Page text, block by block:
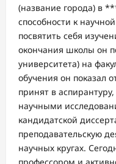
(название города) в
способности к
посвятить себя
окончания школы он
университета) на
обучения он показал
принят в
научными
кандидатской
преподавательскую
научных кругах.
профессором и